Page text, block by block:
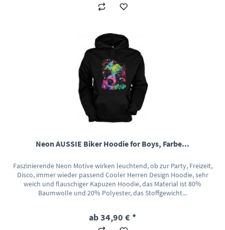
Neon AUSSIE Biker Hoodie for Boys, Farbe...
Faszinierende Neon Motive wirken leuchtend, ob zur Party, Freizeit,
Disco, immer wieder passend Cooler Herren Design Hoodie, sehr
weich und flauschiger Kapuzen Hoodie, das Material ist 80%
Baumwolle und 20% Polyester, das Stoffgewicht...
ab 34,90 € *